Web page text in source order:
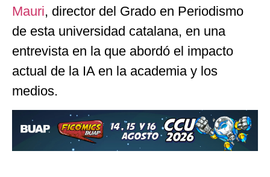
Mauri, director del Grado en Periodismo
de esta universidad catalana, en una
entrevista en la que abordó el impacto
actual de la IA en la academia y los
medios.